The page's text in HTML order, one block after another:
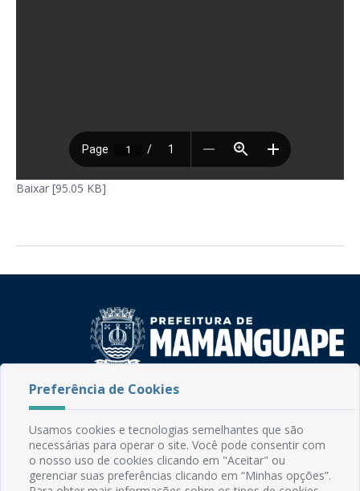
Baixar [95.05 KB]
Rua do Imperador, 78, Centro
CEP: 58.280-000 - Mamanguape/PB
Fone: (83) 3292-2246
Email: comunicacao@mamanguape.pb.gov.br
Expediente: Segunda à Sexta, das 08h às 13h
Preferência de Cookies
Usamos cookies e tecnologias semelhantes que são
necessárias para operar o site. Você pode consentir com
o nosso uso de cookies clicando em "Aceitar" ou
gerenciar suas preferências clicando em “Minhas opções”.